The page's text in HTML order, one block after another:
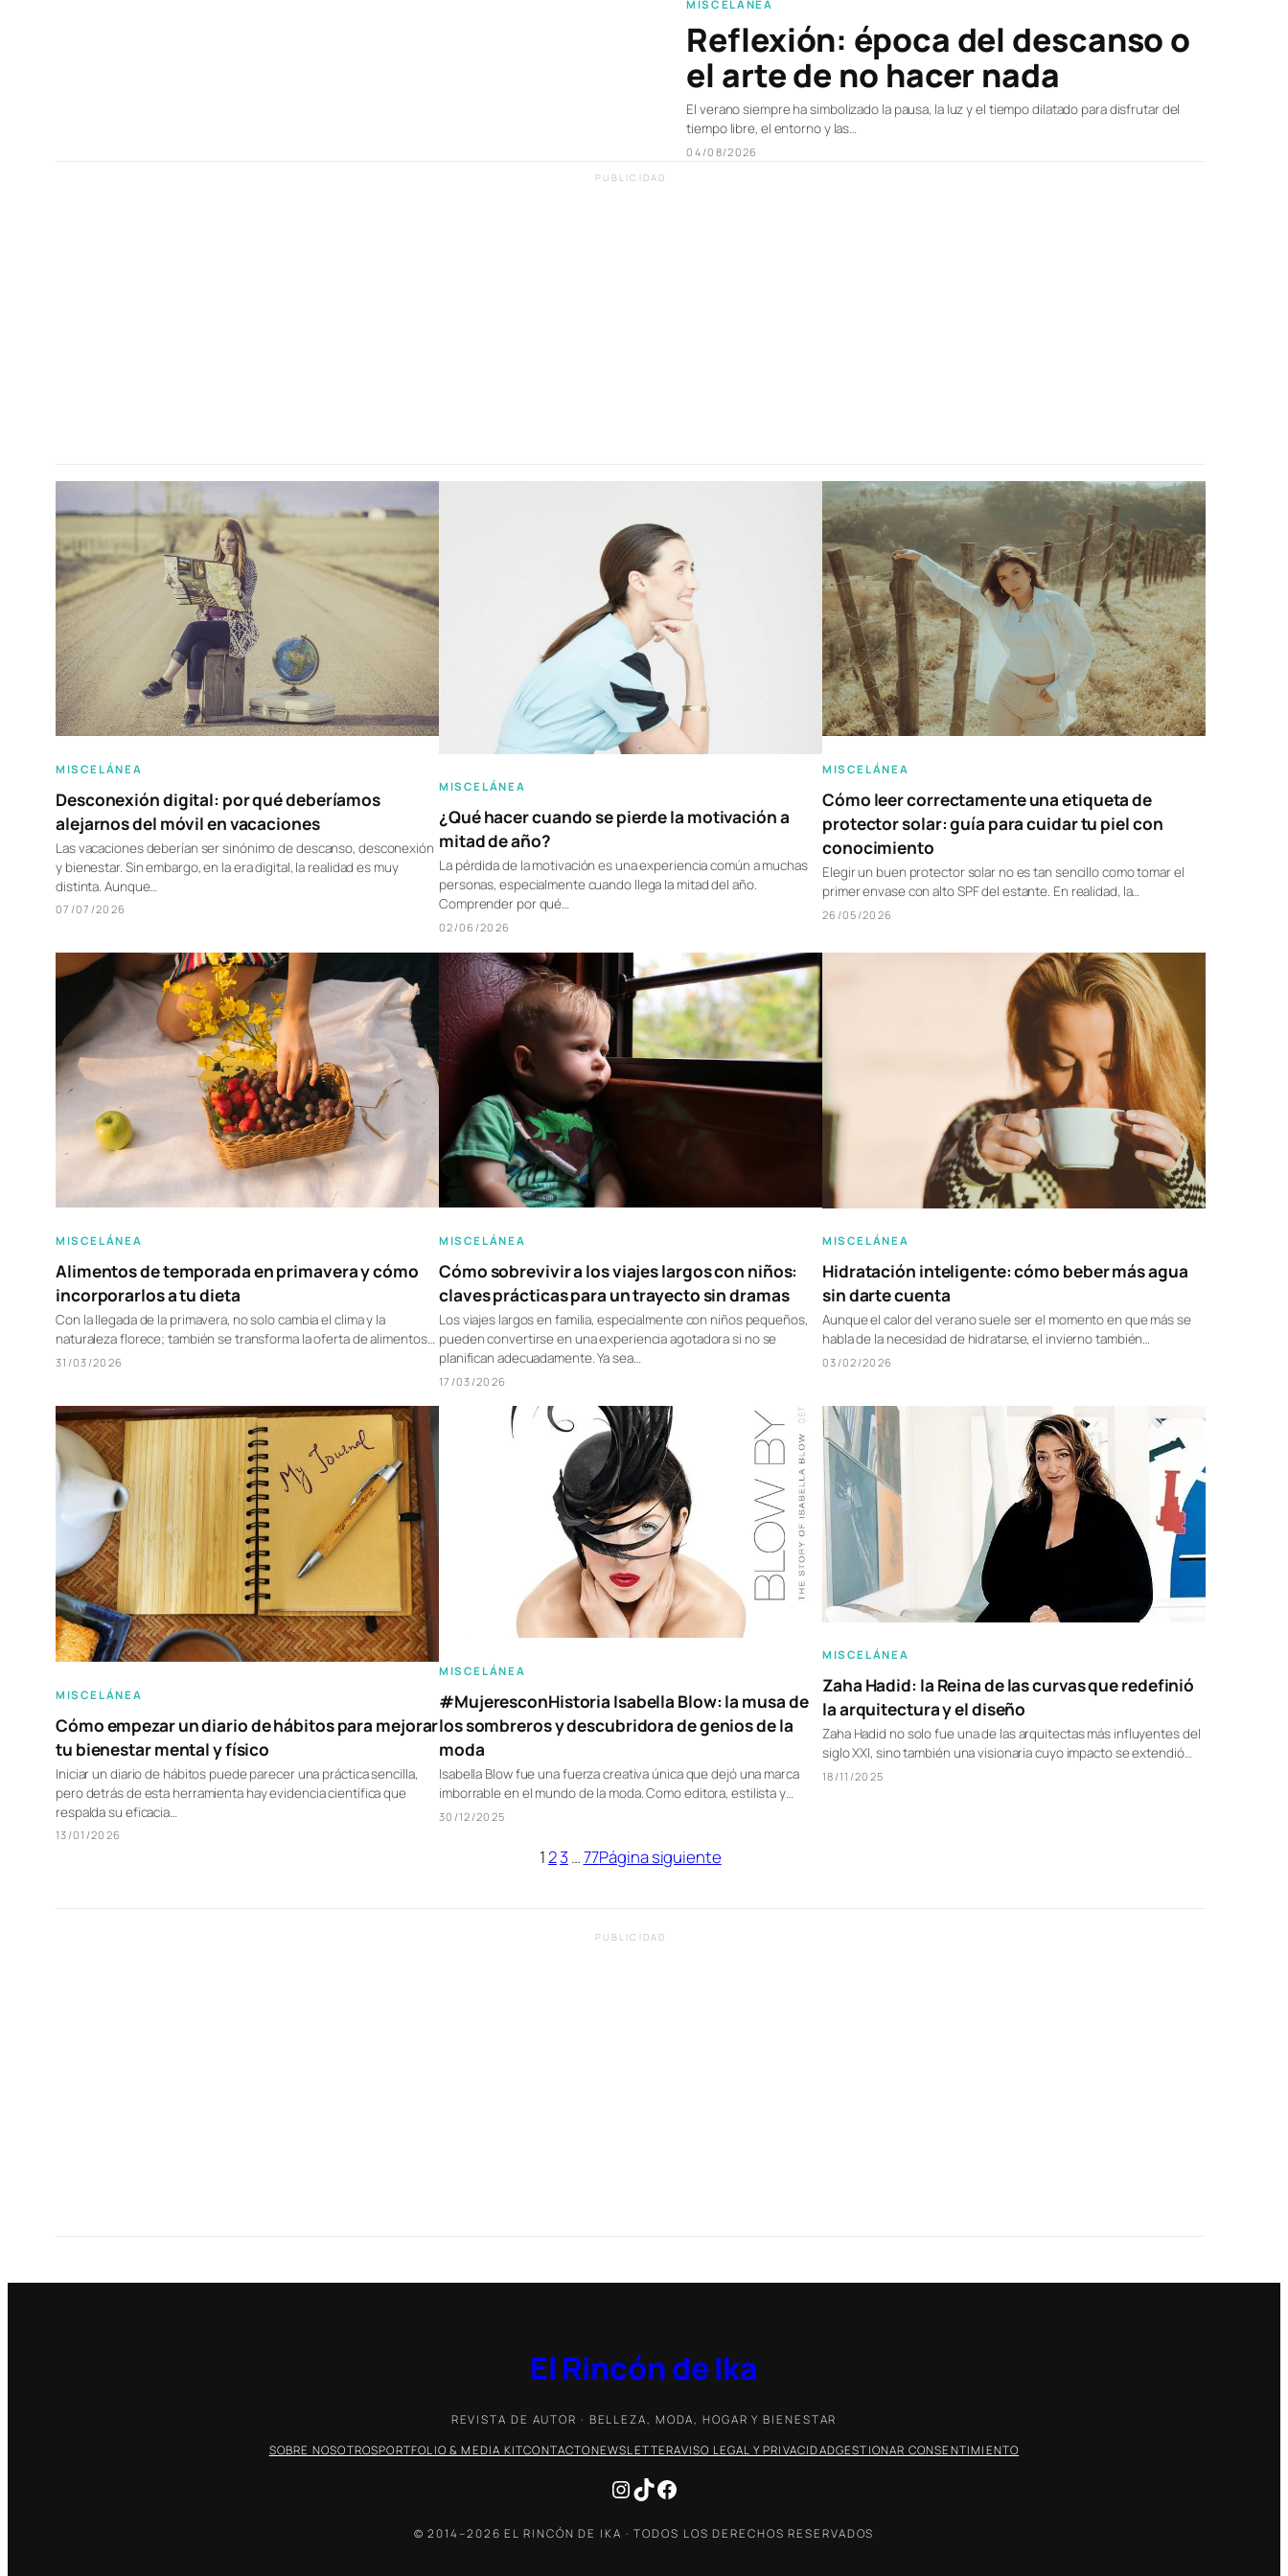
MISCELÁNEA
Reflexión: época del descanso o
el arte de no hacer nada
El verano siempre ha simbolizado la pausa, la luz y el tiempo dilatado para disfrutar del
tiempo libre, el entorno y las…
04/08/2026
PUBLICIDAD
MISCELÁNEA
Desconexión digital: por qué deberíamos
alejarnos del móvil en vacaciones
Las vacaciones deberían ser sinónimo de descanso, desconexión
y bienestar. Sin embargo, en la era digital, la realidad es muy
distinta. Aunque…
07/07/2026
MISCELÁNEA
¿Qué hacer cuando se pierde la motivación a
mitad de año?
La pérdida de la motivación es una experiencia común a muchas
personas, especialmente cuando llega la mitad del año.
Comprender por qué…
02/06/2026
MISCELÁNEA
Cómo leer correctamente una etiqueta de
protector solar: guía para cuidar tu piel con
conocimiento
Elegir un buen protector solar no es tan sencillo como tomar el
primer envase con alto SPF del estante. En realidad, la…
26/05/2026
MISCELÁNEA
Alimentos de temporada en primavera y cómo
incorporarlos a tu dieta
Con la llegada de la primavera, no solo cambia el clima y la
naturaleza florece; también se transforma la oferta de alimentos…
31/03/2026
MISCELÁNEA
Cómo sobrevivir a los viajes largos con niños:
claves prácticas para un trayecto sin dramas
Los viajes largos en familia, especialmente con niños pequeños,
pueden convertirse en una experiencia agotadora si no se
planifican adecuadamente. Ya sea…
17/03/2026
MISCELÁNEA
Hidratación inteligente: cómo beber más agua
sin darte cuenta
Aunque el calor del verano suele ser el momento en que más se
habla de la necesidad de hidratarse, el invierno también…
03/02/2026
MISCELÁNEA
Cómo empezar un diario de hábitos para mejorar
tu bienestar mental y físico
Iniciar un diario de hábitos puede parecer una práctica sencilla,
pero detrás de esta herramienta hay evidencia científica que
respalda su eficacia…
13/01/2026
MISCELÁNEA
#MujeresconHistoria Isabella Blow: la musa de
los sombreros y descubridora de genios de la
moda
Isabella Blow fue una fuerza creativa única que dejó una marca
imborrable en el mundo de la moda. Como editora, estilista y…
30/12/2025
MISCELÁNEA
Zaha Hadid: la Reina de las curvas que redefinió
la arquitectura y el diseño
Zaha Hadid no solo fue una de las arquitectas más influyentes del
siglo XXI, sino también una visionaria cuyo impacto se extendió…
18/11/2025
123 …77Página siguiente
PUBLICIDAD
El Rincón de Ika
REVISTA DE AUTOR · BELLEZA, MODA, HOGAR Y BIENESTAR
SOBRE NOSOTROSPORTFOLIO & MEDIA KITCONTACTONEWSLETTERAVISO LEGAL Y PRIVACIDADGESTIONAR CONSENTIMIENTO
Instagram
TikTokFacebook
© 2014–2026 EL RINCÓN DE IKA · TODOS LOS DERECHOS RESERVADOS